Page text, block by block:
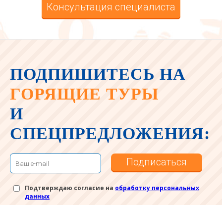
Консультация специалиста
ПОДПИШИТЕСЬ НА
ГОРЯЩИЕ ТУРЫ
И
СПЕЦПРЕДЛОЖЕНИЯ:
Подписаться
Подтверждаю согласие на обработку персональных
данных